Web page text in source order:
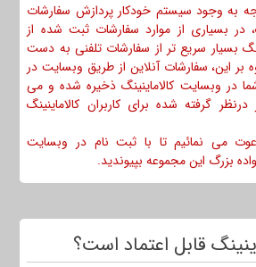
به وجود سیستم خودکار پردازش سفارشات
در بسیاری از موارد سفارشات ثبت شده از
بسیار سریع تر از سفارشات تلفنی به دست
بر این، سفارشات آنلاین از طریق وبسایت در
در وبسایت کالاماینینگ ذخیره شده و می
درنظر گرفته شده برای کاربران کالاماینینگ
می نمائیم تا با ثبت نام در وبسایت
بزرگ این مجموعه بپیوندید.
قابل اعتماد است؟